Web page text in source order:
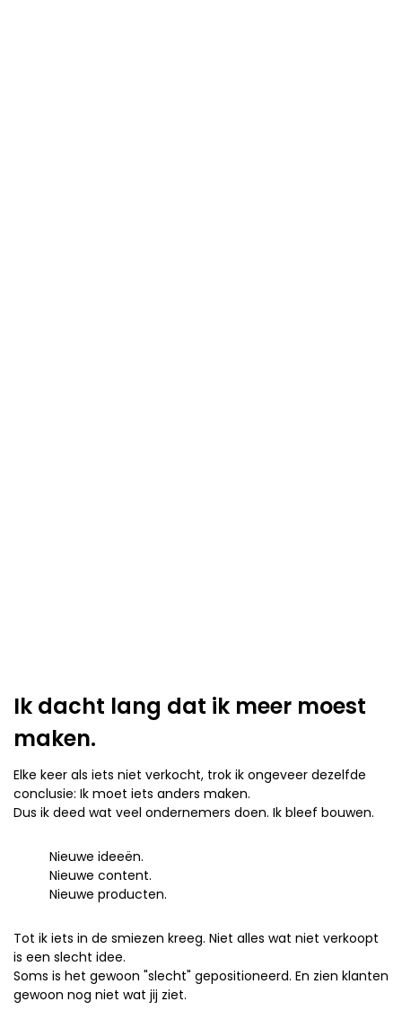
Ik dacht lang dat ik meer moest
maken.
Elke keer als iets niet verkocht, trok ik ongeveer dezelfde
conclusie: Ik moet iets anders maken.
Dus ik deed wat veel ondernemers doen. Ik bleef bouwen.
Nieuwe ideeën.
Nieuwe content.
Nieuwe producten.
Tot ik iets in de smiezen kreeg. Niet alles wat niet verkoopt
is een slecht idee.
Soms is het gewoon "slecht" gepositioneerd. En zien klanten
gewoon nog niet wat jij ziet.